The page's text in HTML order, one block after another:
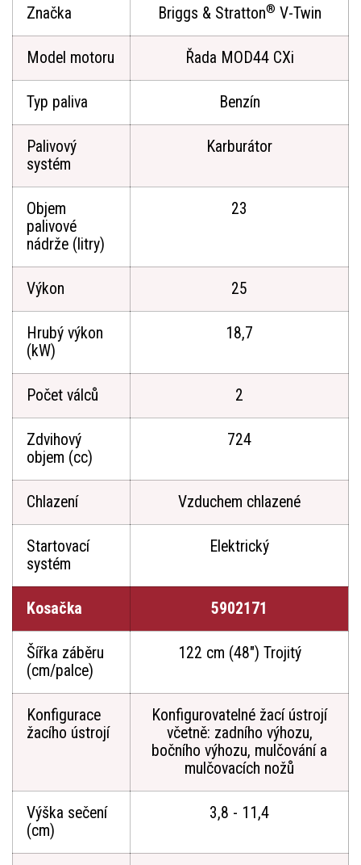
Značka Briggs & Stratton® V-Twin
Model motoru Řada MOD44 CXi
Typ paliva Benzín
Palivový
systém
Karburátor
Objem
palivové
nádrže (litry)
23
Výkon 25
Hrubý výkon
(kW)
18,7
Počet válců 2
Zdvihový
objem (cc)
724
Chlazení Vzduchem chlazené
Startovací
systém
Elektrický
Kosačka 5902171
Šířka záběru
(cm/palce)
122 cm (48") Trojitý
Konfigurace
žacího ústrojí
Konfigurovatelné žací ústrojí
včetně: zadního výhozu,
bočního výhozu, mulčování a
mulčovacích nožů
Výška sečení
(cm)
3,8 - 11,4